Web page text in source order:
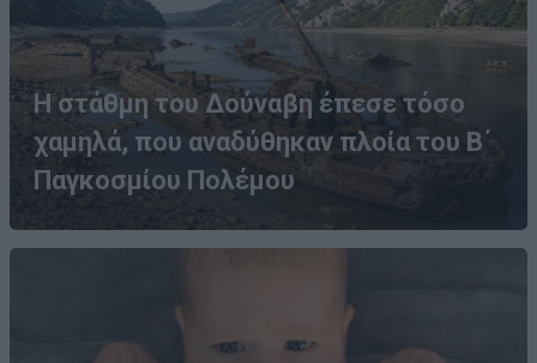
Η στάθμη του Δούναβη έπεσε τόσο
χαμηλά, που αναδύθηκαν πλοία του Β΄
Παγκοσμίου Πολέμου